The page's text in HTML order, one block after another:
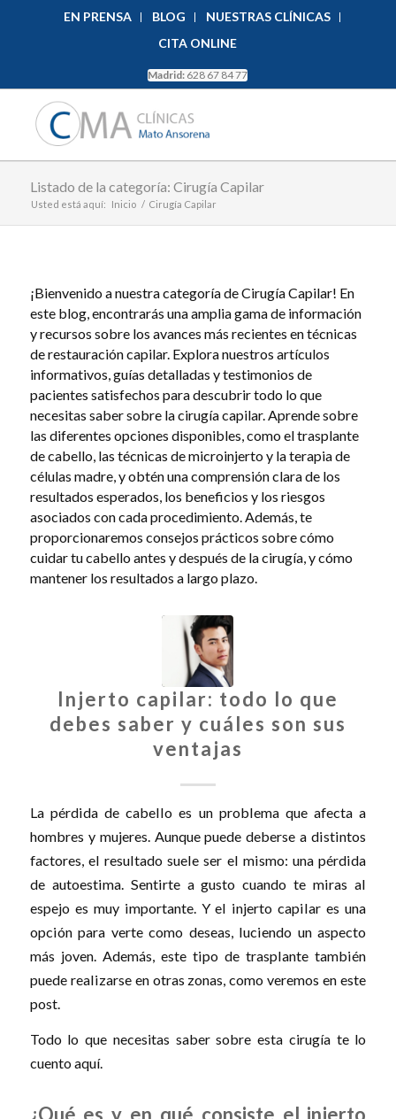
EN PRENSA BLOG
NUESTRAS CLÍNICAS
CITA ONLINE
Madrid: 628 67 84 77
Listado de la categoría: Cirugía Capilar
Usted está aquí: Inicio / Cirugía Capilar
¡Bienvenido a nuestra categoría de Cirugía Capilar! En
este blog, encontrarás una amplia gama de información
y recursos sobre los avances más recientes en técnicas
de restauración capilar. Explora nuestros artículos
informativos, guías detalladas y testimonios de
pacientes satisfechos para descubrir todo lo que
necesitas saber sobre la cirugía capilar. Aprende sobre
las diferentes opciones disponibles, como el trasplante
de cabello, las técnicas de microinjerto y la terapia de
células madre, y obtén una comprensión clara de los
resultados esperados, los beneficios y los riesgos
asociados con cada procedimiento. Además, te
proporcionaremos consejos prácticos sobre cómo
cuidar tu cabello antes y después de la cirugía, y cómo
mantener los resultados a largo plazo.
Injerto capilar: todo lo que
debes saber y cuáles son sus
ventajas
La pérdida de cabello es un problema que afecta a
hombres y mujeres. Aunque puede deberse a distintos
factores, el resultado suele ser el mismo: una pérdida
de autoestima. Sentirte a gusto cuando te miras al
espejo es muy importante. Y el injerto capilar es una
opción para verte como deseas, luciendo un aspecto
más joven. Además, este tipo de trasplante también
puede realizarse en otras zonas, como veremos en este
post.
Todo lo que necesitas saber sobre esta cirugía te lo
cuento aquí.